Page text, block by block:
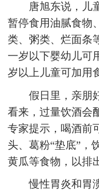
唐旭东说，儿
暂停食用油腻食物
类、粥类、烂面条
一岁以下婴幼儿可
岁以上儿童可加用
假日里，亲朋
看来，过量饮酒会
专家提示，喝酒前
头、葛粉“垫底”，
黄瓜等食物，以排
慢性胃炎和胃